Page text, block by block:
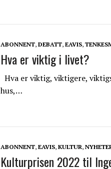
ABONNENT, DEBATT, EAVIS,
Hva er viktig i livet?
Hva er viktig, viktigere,
hus,…
ABONNENT, EAVIS, KULTUR,
Kulturprisen 2022 til